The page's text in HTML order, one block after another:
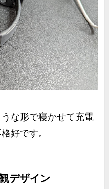
な形で寝かせて充電
好です。
デザイン